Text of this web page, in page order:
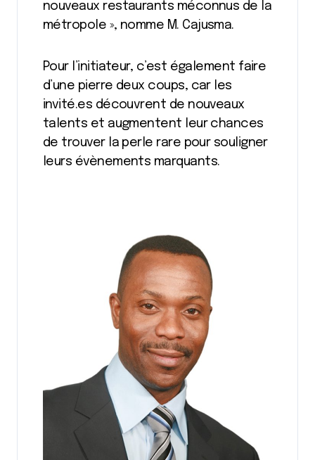
nouveaux restaurants méconnus de la
métropole », nomme M. Cajusma.
Pour l’initiateur, c’est également faire
d’une pierre deux coups, car les
invité.es découvrent de nouveaux
talents et augmentent leur chances
de trouver la perle rare pour souligner
leurs évènements marquants.